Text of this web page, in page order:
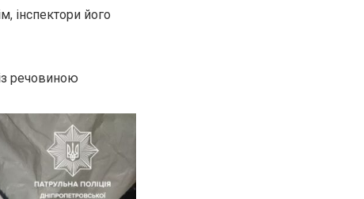
інспектори його
речовиною